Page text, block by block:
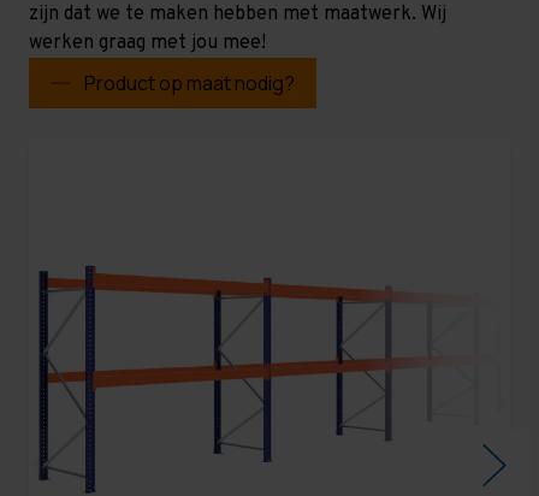
zijn dat we te maken hebben met maatwerk. Wij
werken graag met jou mee!
Product op maat nodig?